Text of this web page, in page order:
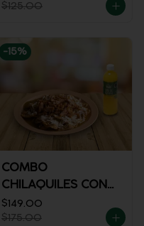
$125.00
-15%
COMBO
CHILAQUILES CON
MACIZA + JUGO DE
NARANJA
$149.00
$175.00